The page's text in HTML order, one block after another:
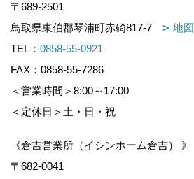
〒689-2501
鳥取県東伯郡琴浦町赤碕817-7
地図
TEL： 0858-55-0921
FAX：0858-55-7286
＜営業時間＞8:00～17:00
＜定休日＞土・日・祝
《倉吉営業所（イシンホーム倉吉） 》
〒682-0041